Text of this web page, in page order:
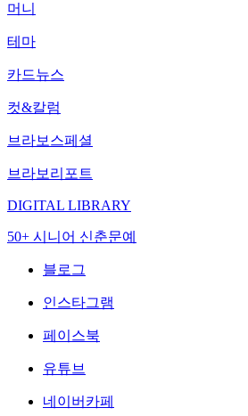
머니
테마
카드뉴스
컷&칼럼
브라보스페셜
브라보리포트
DIGITAL LIBRARY
50+ 시니어 신춘문예
블로그
인스타그램
페이스북
유튜브
네이버카페